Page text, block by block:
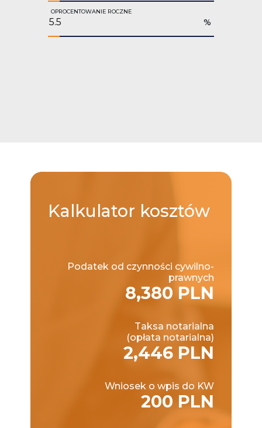
OPROCENTOWANIE ROCZNE
%
Kalkulator kosztów
Podatek od czynności cywilno-
prawnych
8,380 PLN
Taksa notarialna
(opłata notarialna)
2,446 PLN
Wniosek o wpis do KW
200 PLN